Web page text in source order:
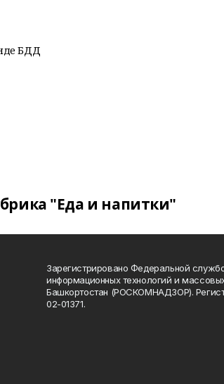
БДД
"Еда и напитки"
Зарегистрировано Федеральной
информационных технологий и
Башкортостан (РОСКОМНАДЗОР).
02-01371.